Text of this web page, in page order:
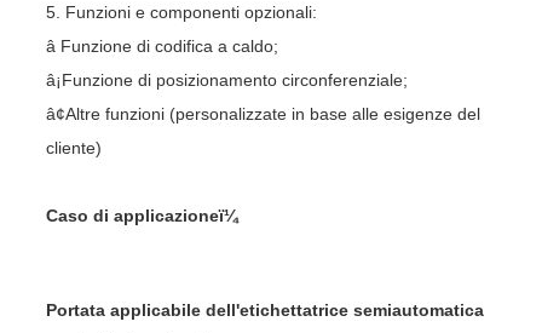
5. Funzioni e componenti opzionali:
â Funzione di codifica a caldo;
â¡Funzione di posizionamento circonferenziale;
â¢Altre funzioni (personalizzate in base alle esigenze del
cliente)
Caso di applicazioneï¼
Portata applicabile dell'etichettatrice semiautomatica